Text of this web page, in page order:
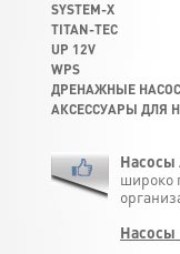
SYSTEM-X
TITAN-TEC
UP 12V
WPS
ДРЕНАЖНЫЕ
АКСЕССУАРЫ ДЛЯ
Насосы
широко
Насосы